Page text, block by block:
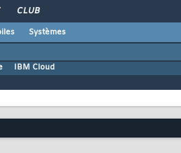
CLUB
Systèmes
IBM Cloud